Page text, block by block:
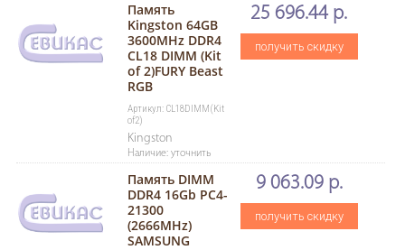
Память
Kingston 64GB
3600MHz DDR4
CL18 DIMM (Kit
of 2)FURY Beast
RGB
Артикул: CL18DIMM(Kit
of2)
Kingston
Наличие: уточнить
25 696.44 р.
получить скидку
Память DIMM
DDR4 16Gb PC4-
21300
(2666MHz)
SAMSUNG
9 063.09 р.
получить скидку